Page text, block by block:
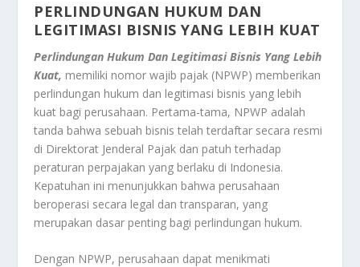
PERLINDUNGAN HUKUM DAN
LEGITIMASI BISNIS YANG LEBIH KUAT
Perlindungan Hukum Dan Legitimasi Bisnis Yang Lebih
Kuat, memiliki nomor wajib pajak (NPWP) memberikan
perlindungan hukum dan legitimasi bisnis yang lebih
kuat bagi perusahaan. Pertama-tama, NPWP adalah
tanda bahwa sebuah bisnis telah terdaftar secara resmi
di Direktorat Jenderal Pajak dan patuh terhadap
peraturan perpajakan yang berlaku di Indonesia.
Kepatuhan ini menunjukkan bahwa perusahaan
beroperasi secara legal dan transparan, yang
merupakan dasar penting bagi perlindungan hukum.
Dengan NPWP, perusahaan dapat menikmati